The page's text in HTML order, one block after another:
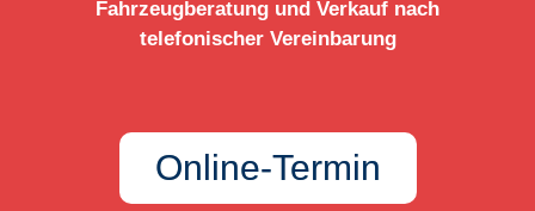
Fahrzeugberatung und Verkauf nach
telefonischer Vereinbarung
Online-Termin